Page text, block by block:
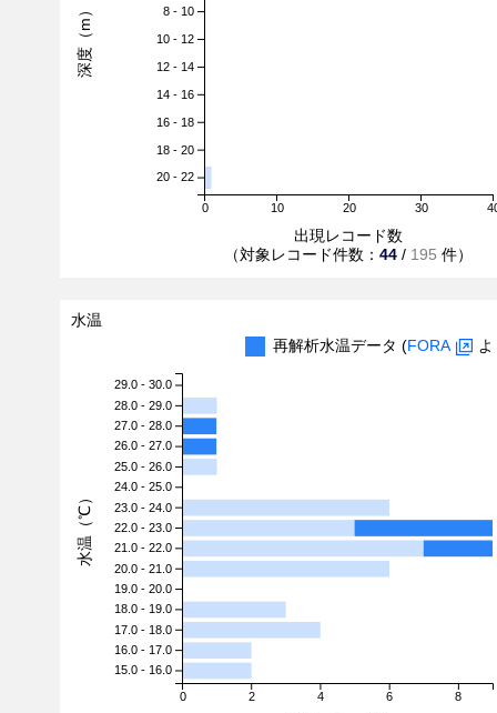
0 10 20 30
8 - 10
10 - 12
12 - 14
14 - 16
16 - 18
18 - 20
20 - 22
出現レコード数
（対象レコード件数： 44 / 195 件）
深度（m）
水温
再解析水温データ (FORA
0 2 4 6 8
29.0 - 30.0
28.0 - 29.0
27.0 - 28.0
26.0 - 27.0
25.0 - 26.0
24.0 - 25.0
23.0 - 24.0
22.0 - 23.0
21.0 - 22.0
20.0 - 21.0
19.0 - 20.0
18.0 - 19.0
17.0 - 18.0
16.0 - 17.0
15.0 - 16.0
水温（℃）